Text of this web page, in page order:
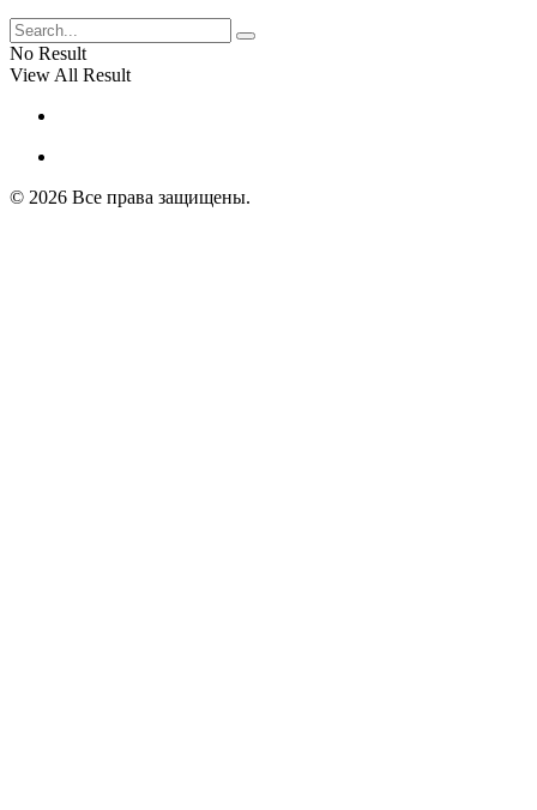
No Result
View All Result
© 2026 Все права защищены.